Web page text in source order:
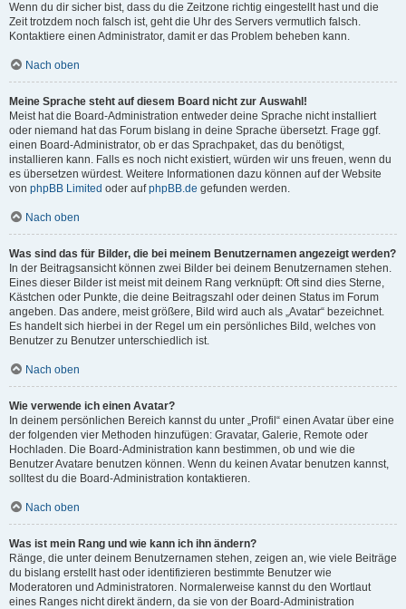
Wenn du dir sicher bist, dass du die Zeitzone richtig eingestellt hast und die
Zeit trotzdem noch falsch ist, geht die Uhr des Servers vermutlich falsch.
Kontaktiere einen Administrator, damit er das Problem beheben kann.
Nach oben
Meine Sprache steht auf diesem Board nicht zur Auswahl!
Meist hat die Board-Administration entweder deine Sprache nicht installiert
oder niemand hat das Forum bislang in deine Sprache übersetzt. Frage ggf.
einen Board-Administrator, ob er das Sprachpaket, das du benötigst,
installieren kann. Falls es noch nicht existiert, würden wir uns freuen, wenn du
es übersetzen würdest. Weitere Informationen dazu können auf der Website
von phpBB Limited oder aufphpBB.de gefunden werden.
Nach oben
Was sind das für Bilder, die bei meinem Benutzernamen angezeigt werden?
In der Beitragsansicht können zwei Bilder bei deinem Benutzernamen stehen.
Eines dieser Bilder ist meist mit deinem Rang verknüpft: Oft sind dies Sterne,
Kästchen oder Punkte, die deine Beitragszahl oder deinen Status im Forum
angeben. Das andere, meist größere, Bild wird auch als „Avatar“ bezeichnet.
Es handelt sich hierbei in der Regel um ein persönliches Bild, welches von
Benutzer zu Benutzer unterschiedlich ist.
Nach oben
Wie verwende ich einen Avatar?
In deinem persönlichen Bereich kannst du unter „Profil“ einen Avatar über eine
der folgenden vier Methoden hinzufügen: Gravatar, Galerie, Remote oder
Hochladen. Die Board-Administration kann bestimmen, ob und wie die
Benutzer Avatare benutzen können. Wenn du keinen Avatar benutzen kannst,
solltest du die Board-Administration kontaktieren.
Nach oben
Was ist mein Rang und wie kann ich ihn ändern?
Ränge, die unter deinem Benutzernamen stehen, zeigen an, wie viele Beiträge
du bislang erstellt hast oder identifizieren bestimmte Benutzer wie
Moderatoren und Administratoren. Normalerweise kannst du den Wortlaut
eines Ranges nicht direkt ändern, da sie von der Board-Administration